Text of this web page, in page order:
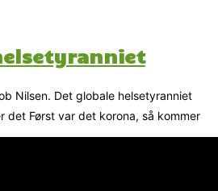
Nilsen. Det globale helsetyranniet
det Først var det korona, så kommer